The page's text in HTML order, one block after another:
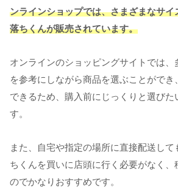
ンラインショップでは、さまざまなサイ
落ちくんが販売されています。
オンラインのショッピングサイトでは、
を参考にしながら商品を選ぶことができ
できるため、購入前にじっくりと選びた
す。
また、自宅や指定の場所に直接配送し
ちくんを買いに店頭に行く必要がなく、
のでかなりおすすめです。